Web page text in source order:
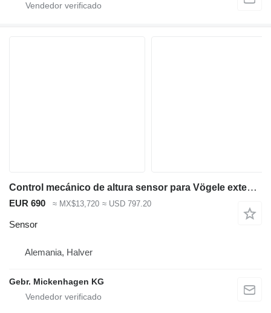
Control mecánico de altura sensor para Vögele extendedora de asfalto
EUR 690 ≈ MX$13,720 ≈ USD 797.20
Sensor
Alemania, Halver
Gebr. Mickenhagen KG